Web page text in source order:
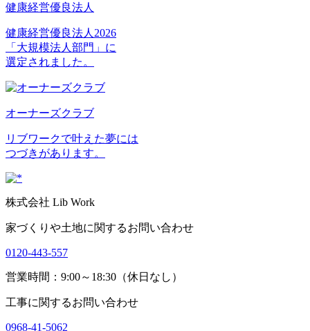
健康経営優良法人
健康経営優良法人2026
「大規模法人部門」に
選定されました。
オーナーズクラブ
リブワークで叶えた夢には
つづきがあります。
株式会社 Lib Work
家づくりや土地に関するお問い合わせ
0120-443-557
営業時間：9:00～18:30（休日なし）
工事に関するお問い合わせ
0968-41-5062